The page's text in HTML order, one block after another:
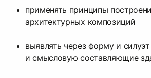
применять принципы
архитектурных композиций
выявлять через форму и
и смысловую составляющие